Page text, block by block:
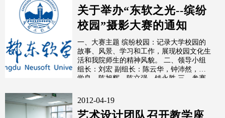
关于举办“东软之光--缤纷
校园”摄影大赛的通知
一、大赛主题 缤纷校园：记录大学校园的
故事、风景、学习和工作，展现校园文化生
活和我院师生的精神风貌。 二、领导小组
组长：刘宏 副组长：陈云华，钟沛然，程
学良，陈旭辉，陈立强，钱永胜 三、参赛
2012-04-19
艺术设计团队召开教学座